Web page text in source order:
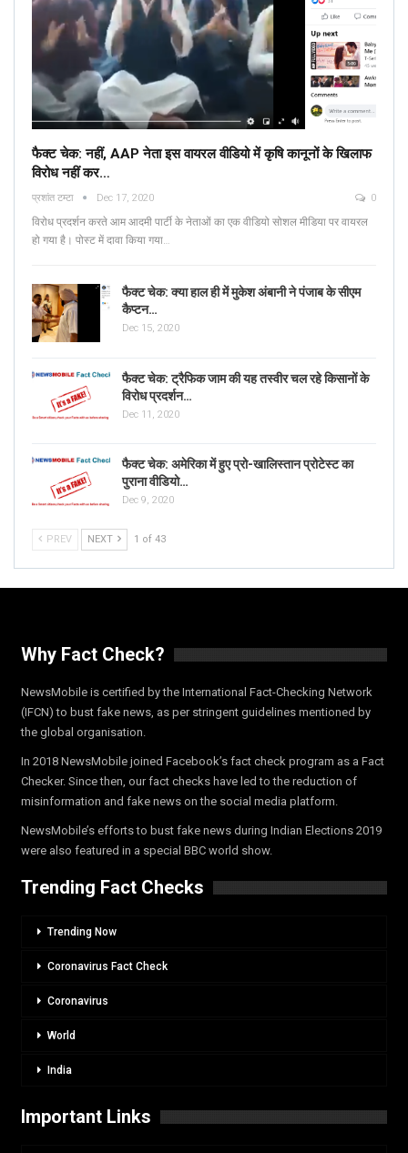
फैक्ट चेक: नहीं, AAP नेता इस वायरल वीडियो में कृषि कानूनों के खिलाफ
विरोध नहीं कर…
प्रशांत टम्टा Dec 17, 2020 0
विरोध प्रदर्शन करते आम आदमी पार्टी के नेताओं का एक वीडियो सोशल मीडिया पर वायरल
हो गया है। पोस्ट में दावा किया गया…
फैक्ट चेक: क्या हाल ही में मुकेश अंबानी ने पंजाब के सीएम
कैप्टन…
Dec 15, 2020
फैक्ट चेक: ट्रैफिक जाम की यह तस्वीर चल रहे किसानों के
विरोध प्रदर्शन…
Dec 11, 2020
फैक्ट चेक: अमेरिका में हुए प्रो-खालिस्तान प्रोटेस्ट का
पुराना वीडियो…
Dec 9, 2020
PREV NEXT 1 of 43
Why Fact Check?
NewsMobile is certified by the International Fact-Checking Network
(IFCN) to bust fake news, as per stringent guidelines mentioned by
the global organisation.
In 2018 NewsMobile joined Facebook’s fact check program as a Fact
Checker. Since then, our fact checks have led to the reduction of
misinformation and fake news on the social media platform.
NewsMobile’s efforts to bust fake news during Indian Elections 2019
were also featured in a special BBC world show.
Trending Fact Checks
Trending Now
Coronavirus Fact Check
Coronavirus
World
India
Important Links